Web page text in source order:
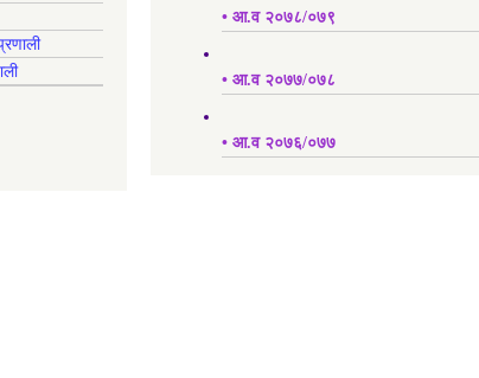
• आ.व २०७८/०७९
• आ.व २०७७/०७८
• आ.व २०७६/०७७